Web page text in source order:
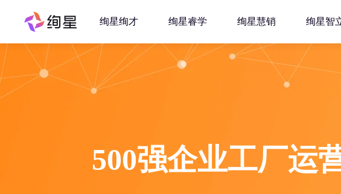
绚星绚才 绚星睿学 绚星慧销 绚星智
500强企业工厂运